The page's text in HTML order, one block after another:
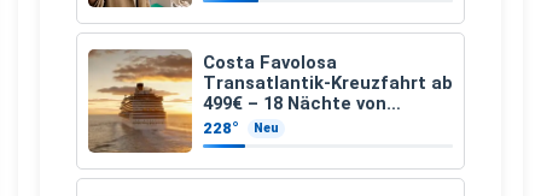
Costa Favolosa
Transatlantik-Kreuzfahrt ab
499€ – 18 Nächte von
Hamburg nach Guadeloupe
228° Neu